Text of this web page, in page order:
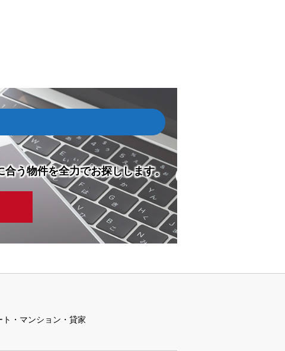
う物件を全力でお探しします。
ト・マンション・貸家